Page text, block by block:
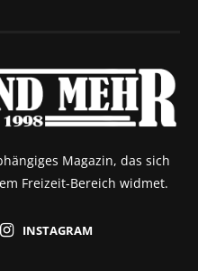
Magazin, das sich
Freizeit-Bereich widmet.
INSTAGRAM